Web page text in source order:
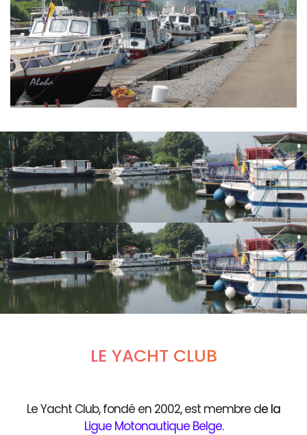
LE YACHT CLUB
Le Yacht Club, fondé en 2002, est membre de la
Ligue Motonautique Belge.